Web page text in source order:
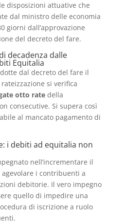
disposizioni attuative che
dal ministro delle economia
giorni dall’approvazione
del decreto del fare.
decadenza dalle
Equitalia
dal decreto del fare il
si verifica
otto ratedella
consecutive. Si supera così
al mancato pagamento di
i debiti ad equitalia non
nell’incrementare il
i contribuenti a
debitorie. Il vero impegno
quello di impedire una
di iscrizione a ruolo